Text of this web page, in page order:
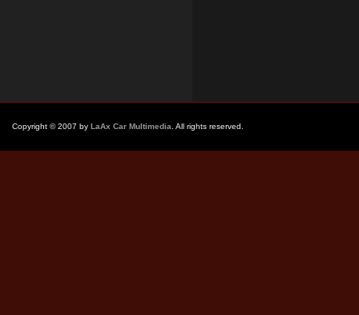
Copyright © 2007 by LaAx Car Multimedia . All rights reserved.